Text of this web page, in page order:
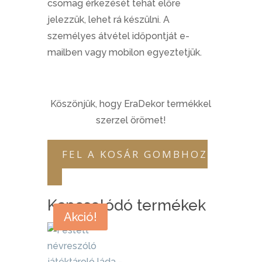
csomag érkezését tehát előre
jelezzük, lehet rá készülni. A
személyes átvétel időpontját e-
mailben vagy mobilon egyeztetjük.
Köszönjük, hogy EraDekor termékkel
szerzel örömet!
FEL A KOSÁR GOMBHOZ
Kapcsolódó termékek
Akció!